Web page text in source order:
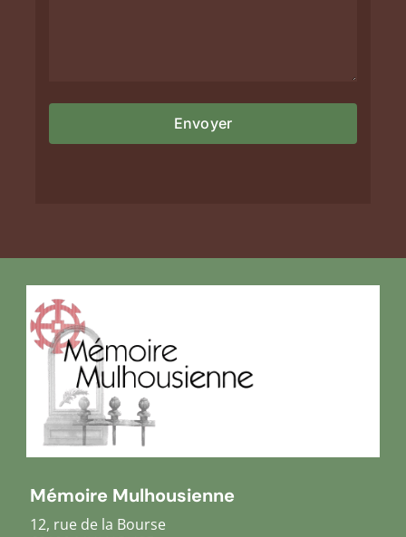
Mémoire Mulhousienne
12, rue de la Bourse